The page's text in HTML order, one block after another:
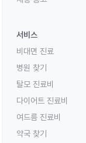
서비스
비대면 진료
병원 찾기
탈모 진료비
다이어트 진료비
여드름 진료비
약국 찾기